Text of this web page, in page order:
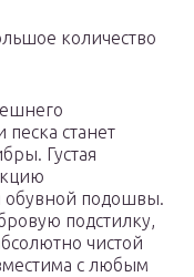
количество
станет
Густая
обувной подошвы.
подстилку,
чистой
с любым